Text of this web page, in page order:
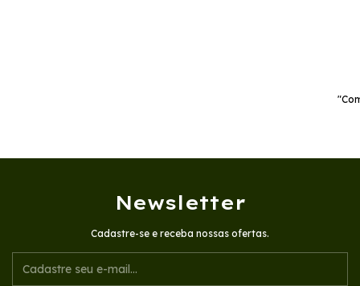
Newsletter
Cadastre-se e receba nossas ofertas.